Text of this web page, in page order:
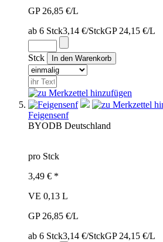
GP 26,85 €/L
ab 6 Stck3,14 €/StckGP 24,15 €/L
Stck
Feigensenf
BYODB Deutschland
pro Stck
3,49 € *
VE 0,13 L
GP 26,85 €/L
ab 6 Stck3,14 €/StckGP 24,15 €/L